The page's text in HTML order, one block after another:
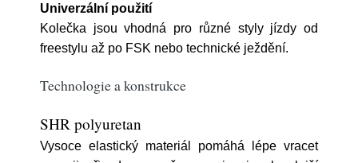
Univerzální použití
Kolečka jsou vhodná pro různé styly jízdy od
freestylu až po FSK nebo technické ježdění.
Technologie a konstrukce
SHR polyuretan
Vysoce elastický materiál pomáhá lépe vracet